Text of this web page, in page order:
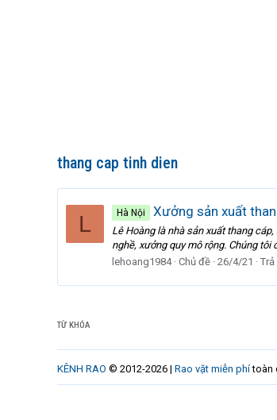
thang cap tinh dien
L Hà Nội Xưởng sản xuất
Lê Hoàng là nhà sản xuất thang
nghề, xưởng quy mô rộng. Chúng
lehoang1984 Chủ đề 26/4/21 Trả
TỪ KHÓA
KÊNH RAO © 2012-2026 | Rao vặt miễn phítoàn